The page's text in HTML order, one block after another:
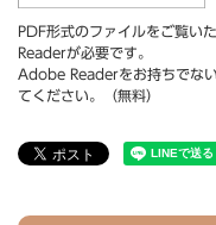
PDF形式のファイルをご覧い
Readerが必要です。
Adobe Readerをお持ちでな
てください。（無料）